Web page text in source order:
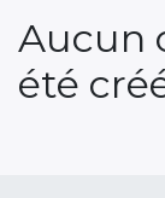
Aucun
été